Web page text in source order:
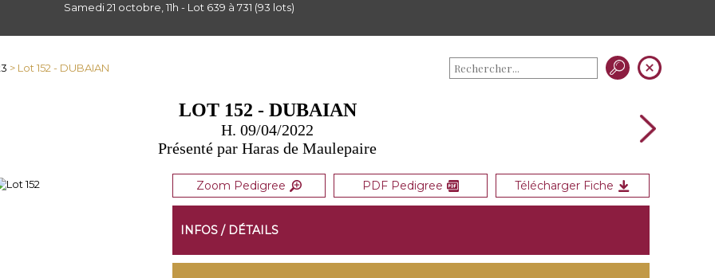
Samedi 21 octobre, 11h - Lot 639 à 731 (93 lots)
> Lot 152 - DUBAIAN
LOT 152 - DUBAIAN
H. 09/04/2022
Présenté par Haras de Maulepaire
Zoom Pedigree PDF Pedigree Télécharger Fiche
INFOS / DÉTAILS